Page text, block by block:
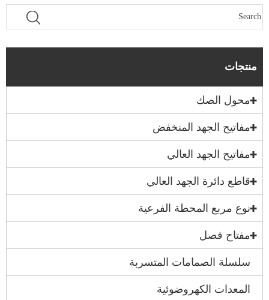
منتجات
محول الصك
مفاتيح الجهد المنخفض
مفاتيح الجهد العالي
قاطع دائرة الجهد العالي
نوع مربع المحطة الفرعية
مفتاح فصل
سلسلة الصمامات المتسربة
المعدات الكهروضوئية